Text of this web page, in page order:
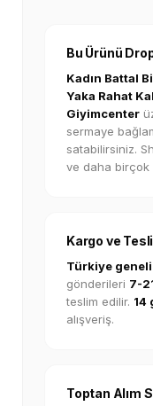
Bu Ürünü
Kadın Battal
Yaka Rahat
Giyimcenter
sermaye
satabilirsiniz.
ve daha birçok
Kargo ve
Türkiye
gönderileri 7-
teslim edilir. 14
alışveriş.
Toptan Alım